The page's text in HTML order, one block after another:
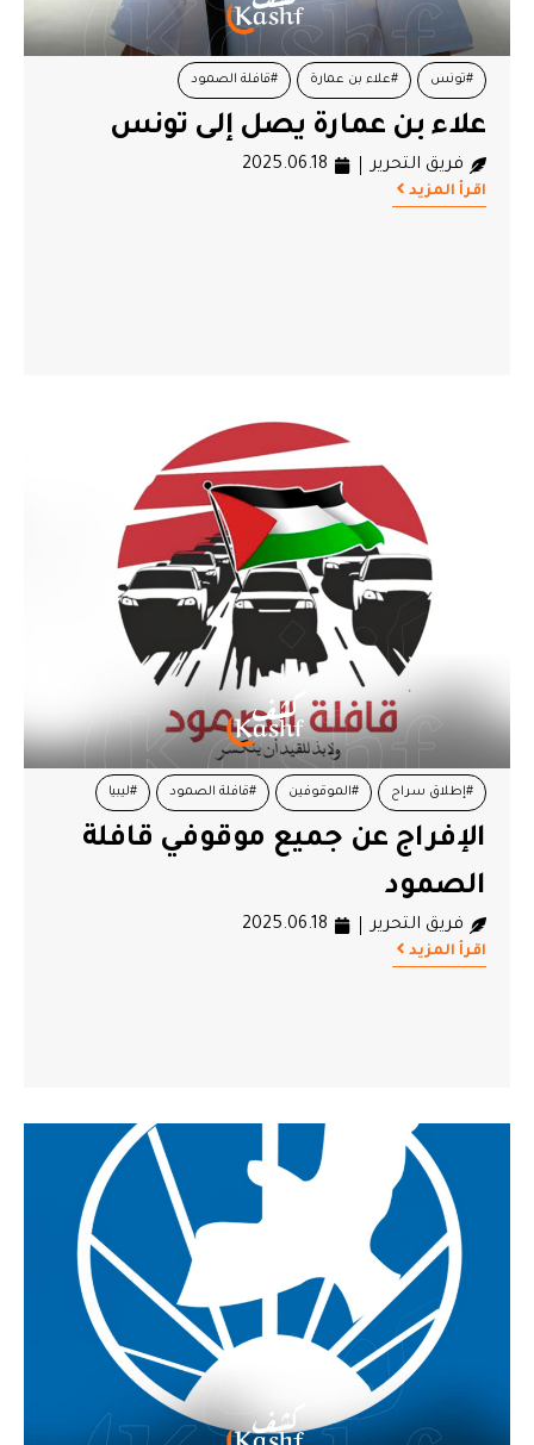
#تونس #علاء بن عمارة #قافلة الصمود
علاء بن عمارة يصل إلى تونس
فريق التحرير 2025.06.18
اقرأ المزيد
#إطلاق سراح #الموقوفين #قافلة الصمود #ليبيا
الإفراج عن جميع موقوفي قافلة
الصمود
فريق التحرير 2025.06.18
اقرأ المزيد